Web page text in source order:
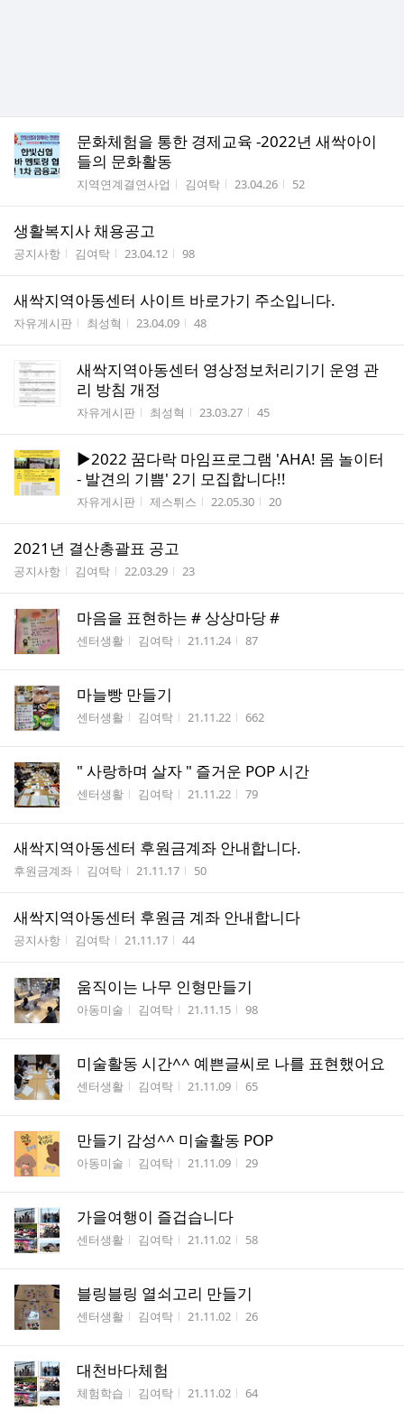
문화체험을 통한 경제교육 -2022년 새싹아이
들의 문화활동
게시판명
지역연계결연사업 작성자
김여탁 작성시간
23.04.26 조회수
52
생활복지사 채용공고
게시판명
공지사항 작성자
김여탁 작성시간
23.04.12 조회수
98
새싹지역아동센터 사이트 바로가기 주소입니다.
게시판명
자유게시판 작성자
최성혁 작성시간
23.04.09 조회수
48
새싹지역아동센터 영상정보처리기기 운영 관
리 방침 개정
게시판명
자유게시판 작성자
최성혁 작성시간
23.03.27 조회수
45
▶2022 꿈다락 마임프로그램 'AHA! 몸 놀이터
- 발견의 기쁨' 2기 모집합니다!!
게시판명
자유게시판 작성자
제스튀스 작성시간
22.05.30 조회수
20
2021년 결산총괄표 공고
게시판명
공지사항 작성자
김여탁 작성시간
22.03.29 조회수
23
마음을 표현하는 # 상상마당 #
게시판명
센터생활 작성자
김여탁 작성시간
21.11.24 조회수
87
마늘빵 만들기
게시판명
센터생활 작성자
김여탁 작성시간
21.11.22 조회수
662
" 사랑하며 살자 " 즐거운 POP 시간
게시판명
센터생활 작성자
김여탁 작성시간
21.11.22 조회수
79
새싹지역아동센터 후원금계좌 안내합니다.
게시판명
후원금계좌 작성자
김여탁 작성시간
21.11.17 조회수
50
새싹지역아동센터 후원금 계좌 안내합니다
게시판명
공지사항 작성자
김여탁 작성시간
21.11.17 조회수
44
움직이는 나무 인형만들기
게시판명
아동미술 작성자
김여탁 작성시간
21.11.15 조회수
98
미술활동 시간^^ 예쁜글씨로 나를 표현했어요
게시판명
센터생활 작성자
김여탁 작성시간
21.11.09 조회수
65
만들기 감성^^ 미술활동 POP
게시판명
아동미술 작성자
김여탁 작성시간
21.11.09 조회수
29
가을여행이 즐겁습니다
게시판명
센터생활 작성자
김여탁 작성시간
21.11.02 조회수
58
블링블링 열쇠고리 만들기
게시판명
센터생활 작성자
김여탁 작성시간
21.11.02 조회수
26
대천바다체험
게시판명
체험학습 작성자
김여탁 작성시간
21.11.02 조회수
64